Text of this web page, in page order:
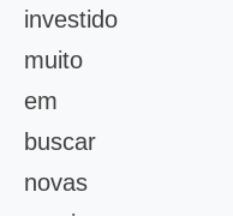
investido
muito
em
buscar
novas